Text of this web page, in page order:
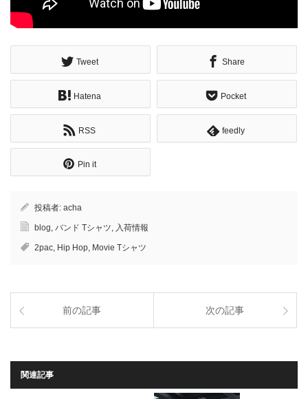
Tweet Share
Hatena Pocket
RSS feedly
Pin it
投稿者: acha
blog, バンド Tシャツ, 入荷情報
2pac, Hip Hop, Movie Tシャツ
前の記事 次の記事
関連記事